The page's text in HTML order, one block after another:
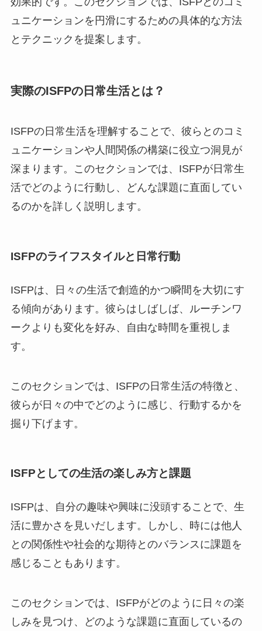
ュニケーションを円滑にするための具体的な方法
とテクニックを提案します。
実際のISFPの日常生活とは？
ISFPの日常生活を理解することで、彼らとのコミ
ュニケーションや人間関係の構築に役立つ洞見が
深まります。このセクションでは、ISFPが日常生
活でどのように行動し、どんな課題に直面してい
るのかを詳しく説明します。
ISFPのライフスタイルと日常行動
ISFPは、日々の生活で創造的かつ瞬間を大切にす
る傾向があります。彼らはしばしば、ルーチンワ
ークよりも変化を好み、自由な時間を重視しま
す。
このセクションでは、ISFPの日常生活の特徴と、
彼らが日々の中でどのように感じ、行動するかを
掘り下げます。
ISFPとしての生活の楽しみ方と課題
ISFPは、自分の趣味や興味に没頭することで、生
活に豊かさを見いだします。しかし、時には他人
との関係性や社会的な期待とのバランスに課題を
感じることもあります。
このセクションでは、ISFPがどのように日々の楽
しみを見つけ、どのような課題に直面しているの